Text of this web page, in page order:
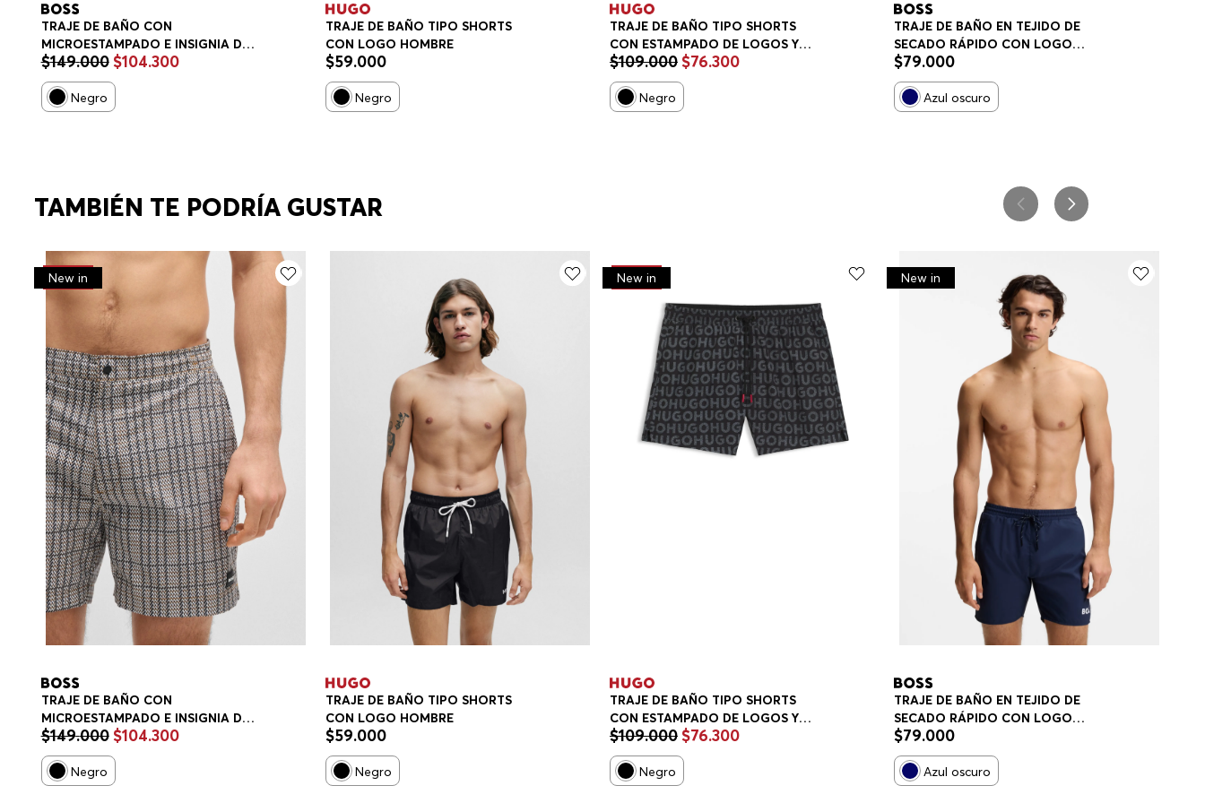
TRAJE DE BAÑO CON
MICROESTAMPADO E INSIGNIA DE
LOGO TRAJE DE BAÑO HOMBRE
$149.000 $104.300
Negro
TRAJE DE BAÑO TIPO SHORTS
CON LOGO HOMBRE
$59.000
Negro
TRAJE DE BAÑO TIPO SHORTS
CON ESTAMPADO DE LOGOS Y
CORDÓN EN LA CINTURA TRAJE
DE BAÑO HOMBRE
$109.000 $76.300
Negro
TRAJE DE BAÑO EN TEJIDO DE
SECADO RÁPIDO CON LOGO
ESTAMPADO TRAJE DE BAÑO
HOMBRE
$79.000
Azul oscuro
TAMBIÉN TE PODRÍA GUSTAR
-30%
New in
TRAJE DE BAÑO CON
MICROESTAMPADO E INSIGNIA DE
LOGO TRAJE DE BAÑO HOMBRE
$149.000 $104.300
Negro
TRAJE DE BAÑO TIPO SHORTS
CON LOGO HOMBRE
$59.000
Negro
-30%
New in
TRAJE DE BAÑO TIPO SHORTS
CON ESTAMPADO DE LOGOS Y
CORDÓN EN LA CINTURA TRAJE
DE BAÑO HOMBRE
$109.000 $76.300
Negro
New in
TRAJE DE BAÑO EN TEJIDO DE
SECADO RÁPIDO CON LOGO
ESTAMPADO TRAJE DE BAÑO
HOMBRE
$79.000
Azul oscuro